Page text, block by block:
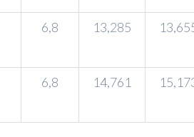
6,8 13,285
6,8 14,761